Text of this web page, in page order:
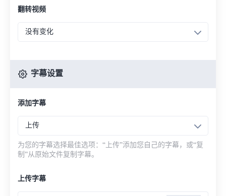
翻转视频
没有变化
字幕设置
添加字幕
上传
为您的字幕选择最佳选项：“上传”添加您自己的字幕，或“复
制”从原始文件复制字幕。
上传字幕